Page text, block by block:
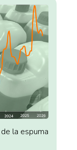
la espuma